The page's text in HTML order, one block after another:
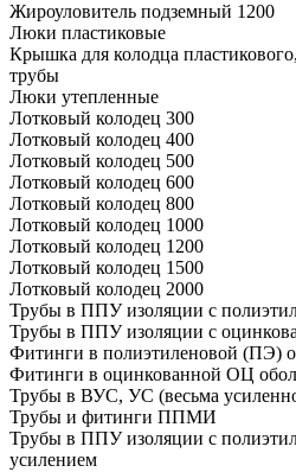
Жироуловитель подземный 1200
Люки пластиковые
Крышка для колодца
трубы
Люки утепленные
Лотковый колодец 300
Лотковый колодец 400
Лотковый колодец 500
Лотковый колодец 600
Лотковый колодец 800
Лотковый колодец 1000
Лотковый колодец 1200
Лотковый колодец 1500
Лотковый колодец 2000
Трубы в ППУ изоляции с
Трубы в ППУ изоляции с
Фитинги в полиэтиленовой (ПЭ)
Фитинги в оцинкованной ОЦ
Трубы в ВУС, УС (весьма
Трубы и фитинги ППМИ
Трубы в ППУ изоляции с
усилением